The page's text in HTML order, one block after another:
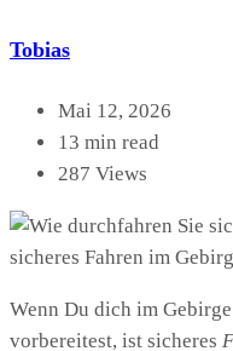
Tobias
Mai 12, 2026
13 min read
287 Views
Wenn Du dich im
vorbereitest, ist sicheres